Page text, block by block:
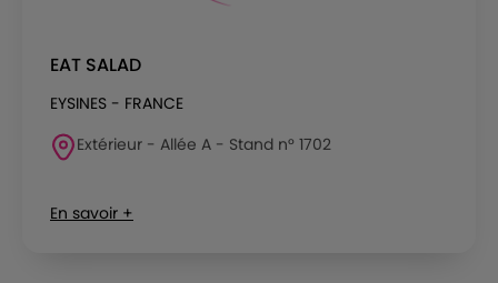
EAT SALAD
EYSINES - FRANCE
Extérieur - Allée A - Stand n° 1702
En savoir +